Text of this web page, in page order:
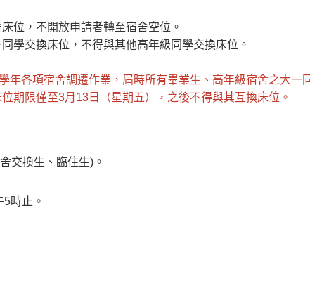
位，不開放申請者轉至宿舍空位。
學交換床位，不得與其他高年級同學交換床位。
各項宿舍調遷作業，屆時所有畢業生、高年級宿舍之大一
期限僅至3月13日（星期五），之後不得與其互換床位。
交換生、臨住生)。
時止。